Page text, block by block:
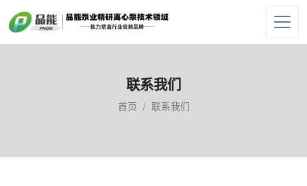
联系我们
首页 联系我们